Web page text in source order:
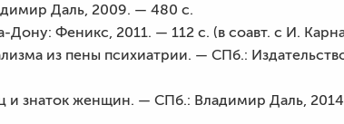
Даль, 2009. — 480 с.
Дону: Феникс, 2011. — 112 с. (в соавт. с И.
из пены психиатрии. — СПб.:
и знаток женщин. — СПб.: Владимир Даль,